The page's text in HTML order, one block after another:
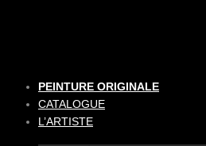
PEINTURE ORIGINALE
CATALOGUE
L’ARTISTE